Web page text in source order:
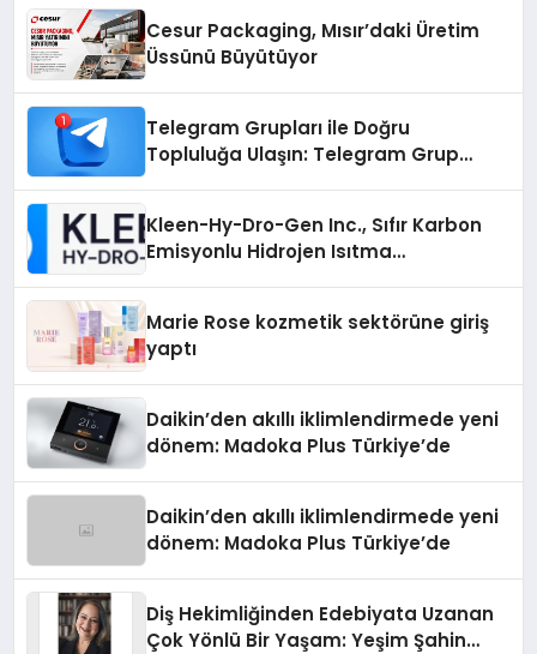
Cesur Packaging, Mısır’daki Üretim
Üssünü Büyütüyor
Telegram Grupları ile Doğru
Topluluğa Ulaşın: Telegram Grup
Kleen-Hy-Dro-Gen Inc., Sıfır Karbon
Emisyonlu Hidrojen Isıtma
Marie Rose kozmetik sektörüne giriş
yaptı
Daikin’den akıllı iklimlendirmede yeni
dönem: Madoka Plus Türkiye’de
Daikin’den akıllı iklimlendirmede yeni
dönem: Madoka Plus Türkiye’de
Diş Hekimliğinden Edebiyata Uzanan
Çok Yönlü Bir Yaşam: Yeşim Şahin